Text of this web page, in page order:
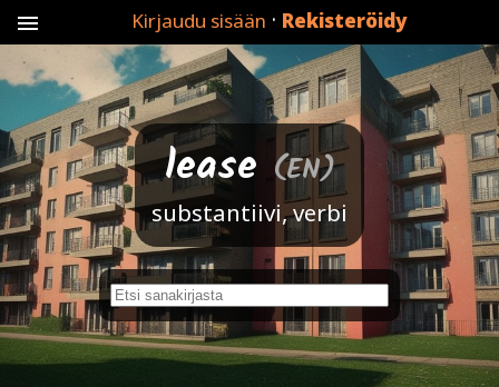
menu Kirjaudu sisään · Rekisteröidy
lease (EN)
substantiivi, verbi
s
a
n